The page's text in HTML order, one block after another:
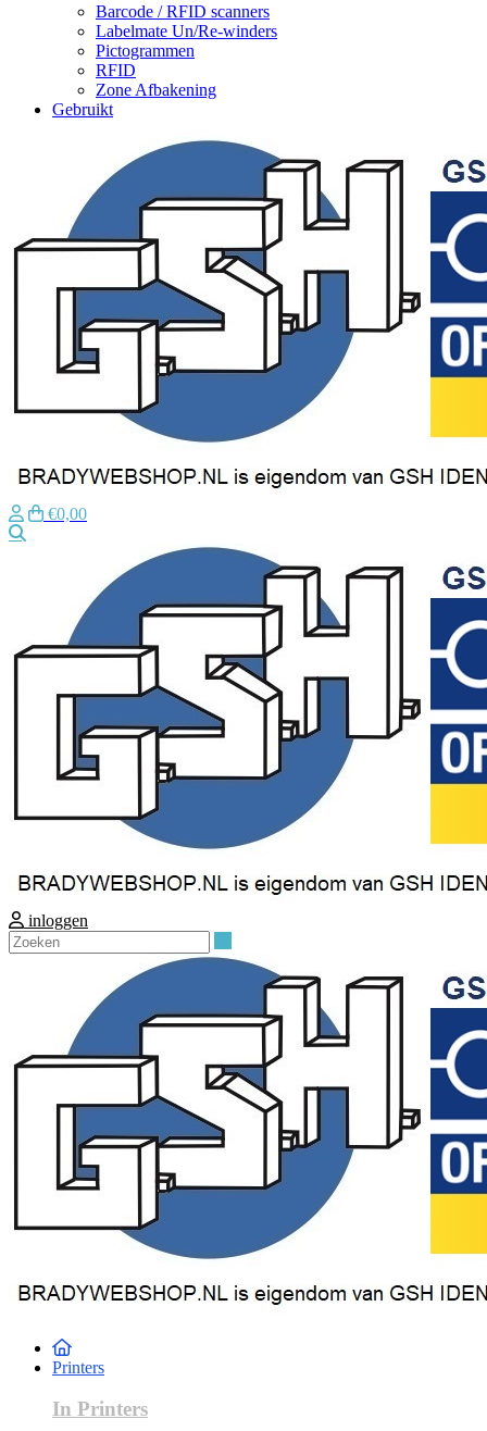
Barcode / RFID scanners
Labelmate Un/Re-winders
Pictogrammen
RFID
Zone Afbakening
Gebruikt
€0,00
inloggen
Printers
In Printers